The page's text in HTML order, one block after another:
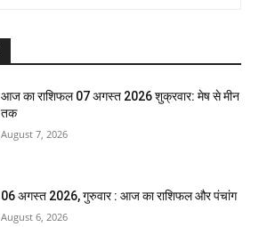
आज का राशिफल 07 अगस्त 2026 शुक्रवार: मेष से मीन
तक
August 7, 2026
06 अगस्त 2026, गुरुवार : आज का राशिफल और पंचांग
August 6, 2026